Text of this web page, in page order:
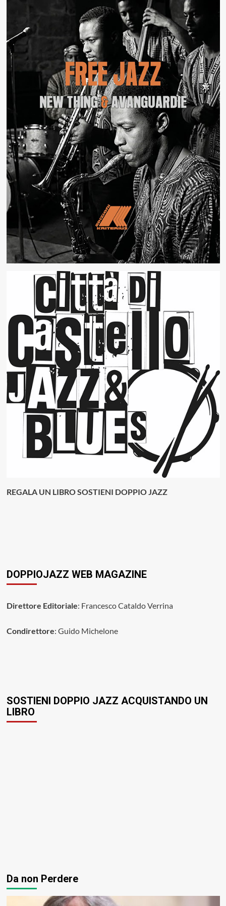
REGALA UN LIBRO SOSTIENI DOPPIO JAZZ
DOPPIOJAZZ WEB MAGAZINE
Direttore Editoriale: Francesco Cataldo Verrina
Condirettore: Guido Michelone
SOSTIENI DOPPIO JAZZ ACQUISTANDO UN
LIBRO
Da non Perdere